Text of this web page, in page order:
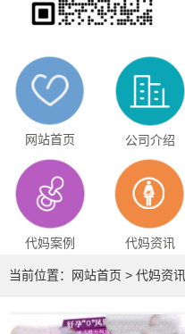
网站首页 公司介绍
代妈案例 代妈资讯
当前位置： 网站首页 > 代妈资讯